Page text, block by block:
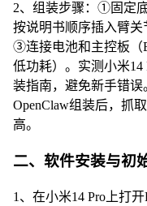
2、组装步骤：①固定
按说明书顺序插入臂关
③连接电池和主控板（
低功耗）。实测小米14
装指南，避免新手错误
OpenClaw组装后，抓
高。
二、软件安装与初
1、在小米14 Pro上打